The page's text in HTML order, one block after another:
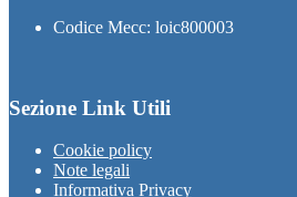
Codice Mecc: loic800003
Sezione Link Utili
Cookie policy
Note legali
Informativa Privacy